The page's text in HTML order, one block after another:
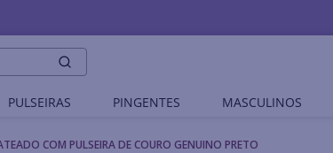
PULSEIRAS PINGENTES MASCULINOS
COM PULSEIRA DE COURO GENUINO PRETO